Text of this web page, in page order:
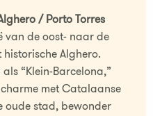
/ Porto Torres
van de oost- naar de
Alghero.
“Klein-Barcelona,”
met Catalaanse
oude stad, bewonder